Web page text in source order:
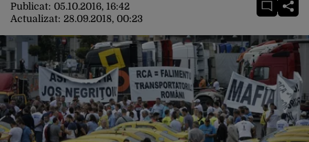
Publicat: 05.10.2016, 16:42
Actualizat: 28.09.2018, 00:23